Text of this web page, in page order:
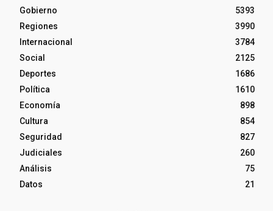
Gobierno
5393
Regiones
3990
Internacional
3784
Social
2125
Deportes
1686
Política
1610
Economía
898
Cultura
854
Seguridad
827
Judiciales
260
Análisis
75
Datos
21